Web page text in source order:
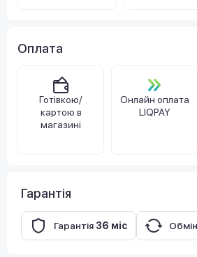
Оплата
Готівкою/
картою в
магазині
Онлайн оплата
LIQPAY
Гарантія
Гарантія 36 міс